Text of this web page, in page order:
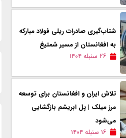
شتاب‌گیری صادرات ریلی فولاد مبارکه
به افغانستان از مسیر شمتیغ
۲۶ سنبله ۱۴۰۴
تلاش ایران و افغانستان برای توسعه
مرز میلک | پل ابریشم بازگشایی
می‌شود
۱۶ سنبله ۱۴۰۴